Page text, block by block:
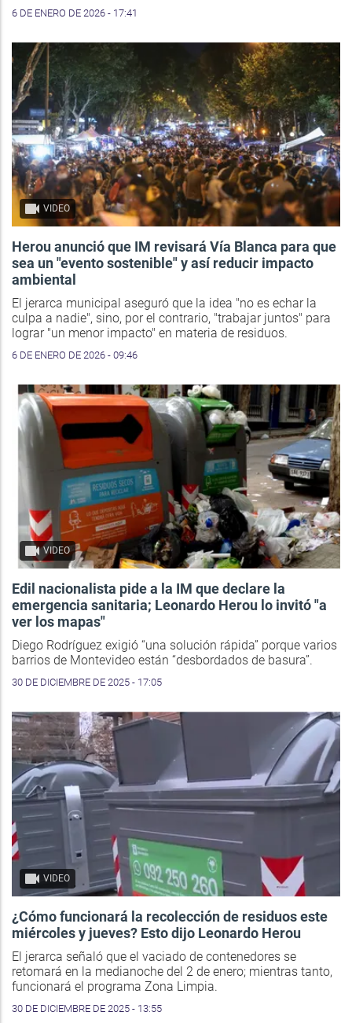
6 DE ENERO DE 2026 - 17:41
VIDEO
Herou anunció que IM revisará Vía Blanca para que
sea un "evento sostenible" y así reducir impacto
ambiental
El jerarca municipal aseguró que la idea "no es echar la
culpa a nadie", sino, por el contrario, "trabajar juntos" para
lograr "un menor impacto" en materia de residuos.
6 DE ENERO DE 2026 - 09:46
VIDEO
Edil nacionalista pide a la IM que declare la
emergencia sanitaria; Leonardo Herou lo invitó "a
ver los mapas"
Diego Rodríguez exigió “una solución rápida” porque varios
barrios de Montevideo están “desbordados de basura”.
30 DE DICIEMBRE DE 2025 - 17:05
VIDEO
¿Cómo funcionará la recolección de residuos este
miércoles y jueves? Esto dijo Leonardo Herou
El jerarca señaló que el vaciado de contenedores se
retomará en la medianoche del 2 de enero; mientras tanto,
funcionará el programa Zona Limpia.
30 DE DICIEMBRE DE 2025 - 13:55